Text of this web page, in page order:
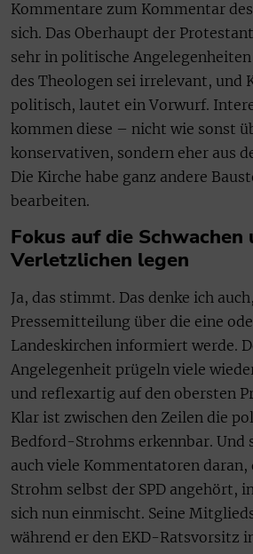
Kommentare zum Kommentar
sich. Das Oberhaupt der
sehr in politische
des Theologen sei irrelevant, und
politisch, lautet ein Vorwurf.
kommen diese – nicht wie sonst
konservativen, sondern eher aus
Die Kirche habe ganz andere
bearbeiten.
Fokus auf die Schwachen
Verletzlichen legen
Ja, das stimmt. Das denke ich
Pressemitteilung über die eine
Landeskirchen informiert werde.
Angelegenheit prügeln viele
und reflexartig auf den obersten
Klar ist zwischen den Zeilen die
Bedford-Strohms erkennbar. Und
auch viele Kommentatoren daran,
Strohm selbst der SPD angehört,
sich nun einmischt. Seine
während er den EKD-Ratsvorsitz